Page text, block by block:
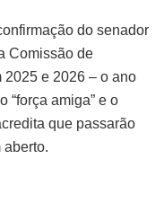
do senador
Comissão de
2025 e 2026 – o ano
“força amiga” e o
que passarão